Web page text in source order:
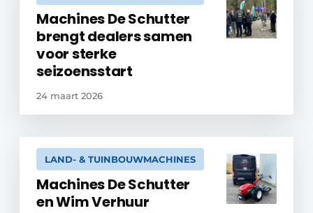
Machines De Schutter
brengt dealers samen
voor sterke
seizoensstart
24 maart 2026
LAND- & TUINBOUWMACHINES
Machines De Schutter
en Wim Verhuur